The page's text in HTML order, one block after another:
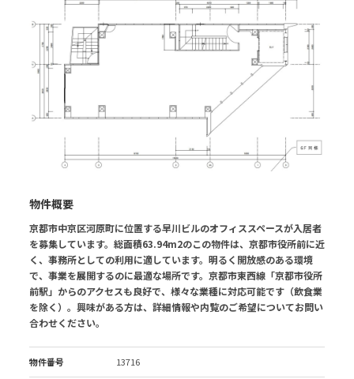
物件概要
京都市中京区河原町に位置する早川ビルのオフィススペースが入居者
を募集しています。総面積63.94m2のこの物件は、京都市役所前に近
く、事務所としての利用に適しています。明るく開放感のある環境
で、事業を展開するのに最適な場所です。京都市東西線「京都市役所
前駅」からのアクセスも良好で、様々な業種に対応可能です（飲食業
を除く）。興味がある方は、詳細情報や内覧のご希望についてお問い
合わせください。
物件番号 13716